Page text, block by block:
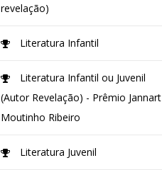
revelação)
Literatura Infantil
Literatura Infantil ou Juvenil
(Autor Revelação) - Prêmio Jannart
Moutinho Ribeiro
Literatura Juvenil